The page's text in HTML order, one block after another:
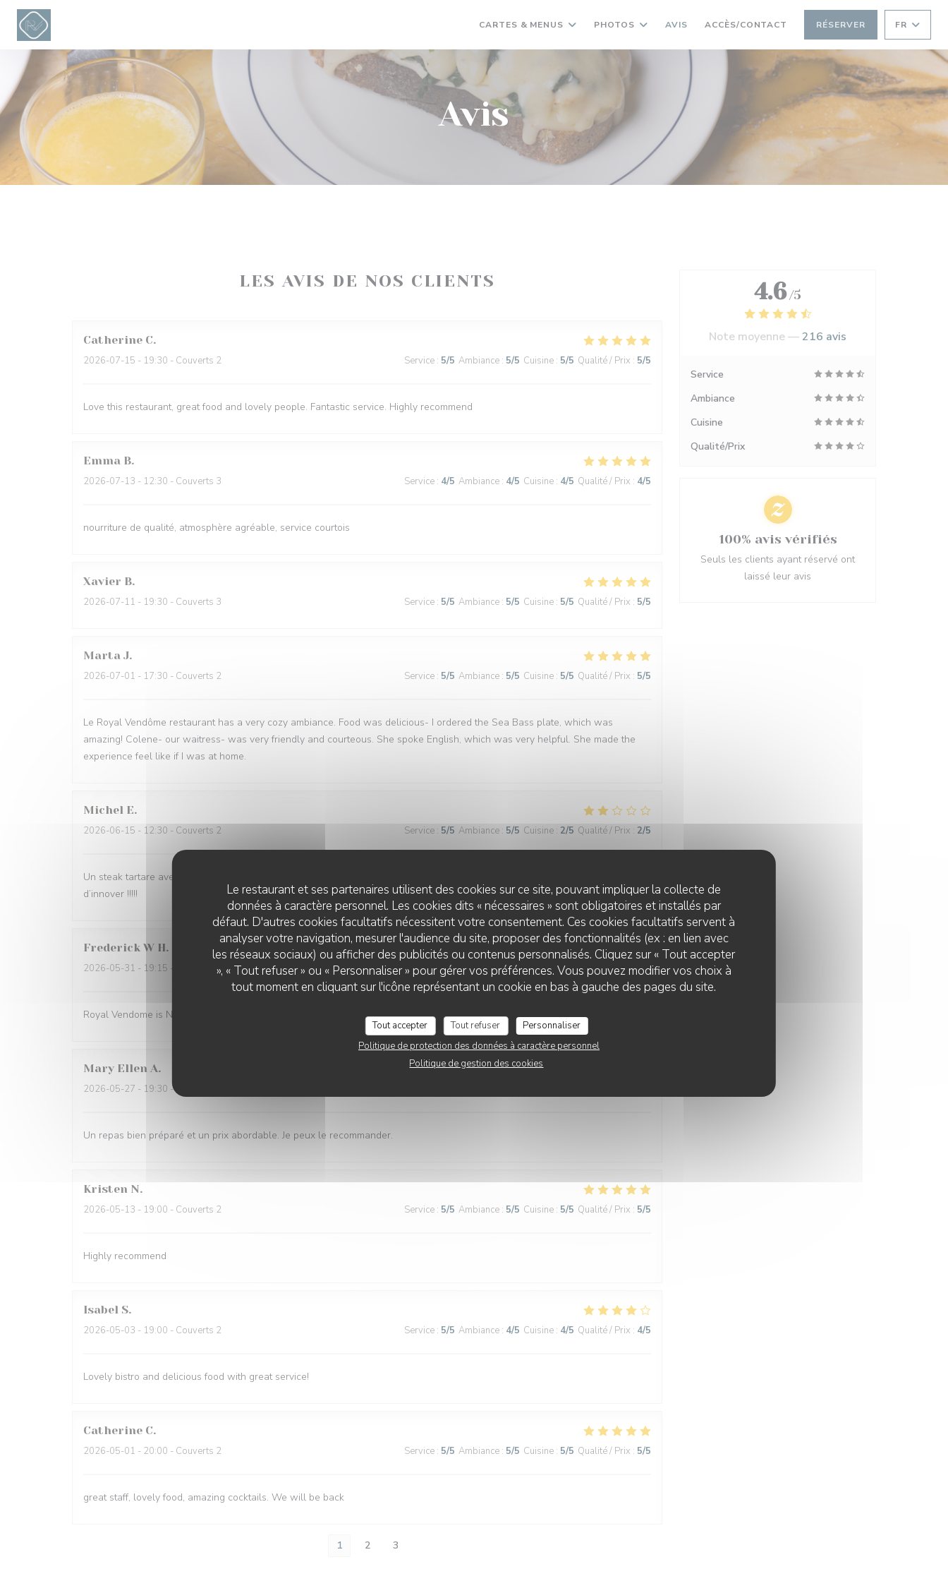
Personnalisation de vos choix en matière de cookies
Le restaurant et ses partenaires utilisent des cookies sur ce site, pouvant impliquer la collecte de
données à caractère personnel. Les cookies dits « nécessaires » sont obligatoires et installés par
défaut. D'autres cookies facultatifs nécessitent votre consentement. Ces cookies facultatifs servent à
analyser votre navigation, mesurer l'audience du site, proposer des fonctionnalités (ex : en lien avec
les réseaux sociaux) ou afficher des publicités ou contenus personnalisés. Cliquez sur « Tout accepter
», « Tout refuser » ou « Personnaliser » pour gérer vos préférences. Vous pouvez modifier vos choix à
tout moment en cliquant sur l'icône représentant un cookie en bas à gauche des pages du site.
Tout accepter Tout refuser
Personnaliser
Politique de protection des données à caractère personnel
Politique de gestion des cookies
CARTES & MENUS PHOTOS AVIS ACCÈS/CONTACT RÉSERVER FR
Avis
LES AVIS DE NOS CLIENTS
Catherine C
2026-07-15 - 19:30 - Couverts 2 Service : 5/5 Ambiance : 5/5 Cuisine : 5/5 Qualité / Prix : 5/5
Love this restaurant, great food and lovely people. Fantastic service. Highly recommend
Emma B
2026-07-13 - 12:30 - Couverts 3 Service : 4/5 Ambiance : 4/5 Cuisine : 4/5 Qualité / Prix : 4/5
nourriture de qualité, atmosphère agréable, service courtois
Xavier B
2026-07-11 - 19:30 - Couverts 3 Service : 5/5 Ambiance : 5/5 Cuisine : 5/5 Qualité / Prix : 5/5
Marta J
2026-07-01 - 17:30 - Couverts 2 Service : 5/5 Ambiance : 5/5 Cuisine : 5/5 Qualité / Prix : 5/5
Le Royal Vendôme restaurant has a very cozy ambiance. Food was delicious- I ordered the Sea Bass plate, which was
amazing! Colene- our waitress- was very friendly and courteous. She spoke English, which was very helpful. She made the
experience feel like if I was at home.
Michel E
2026-06-15 - 12:30 - Couverts 2 Service : 5/5 Ambiance : 5/5 Cuisine : 2/5 Qualité / Prix : 2/5
Un steak tartare avec une espèce de crème chantilly au dessus …. Je n’avais jamais vu … restez au classique… arrêtez
d’innover !!!!!
Frederick W H
2026-05-31 - 19:15 - Couverts 2 Service: 5/5 Ambiance:5/5 Cuisine :5/5 Qualité / Prix: 5/5
Royal Vendome is NOW our go to Sunday Dinner after the 🎥’s. Then a pleasant walk home 🏠 in the 8th EME
Mary Ellen A
2026-05-27 - 19:30 - Couverts 2
Un repas bien préparé et un prix abordable. Je peux le recommander.
Kristen N
2026-05-13 - 19:00 - Couverts 2 Service : 5/5 Ambiance : 5/5 Cuisine : 5/5 Qualité / Prix : 5/5
Highly recommend
Isabel S
2026-05-03 - 19:00 - Couverts 2 Service : 5/5 Ambiance : 4/5 Cuisine : 4/5 Qualité / Prix : 4/5
Lovely bistro and delicious food with great service!
Catherine C
2026-05-01 - 20:00 - Couverts 2 Service : 5/5 Ambiance : 5/5 Cuisine : 5/5 Qualité / Prix : 5/5
great staff, lovely food, amazing cocktails. We will be back
1 2 3
4.6 /5
Note moyenne —216 avis
Service
Ambiance
Cuisine
Qualité/Prix
100% avis vérifiés
Seuls les clients ayant réservé ont
laissé leur avis